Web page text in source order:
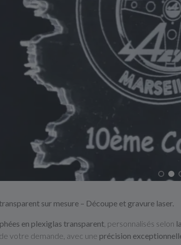
sur mesure – Découpe et gravure laser.
en plexiglas transparent , personnalisés selon
de votre demande, avec une précision